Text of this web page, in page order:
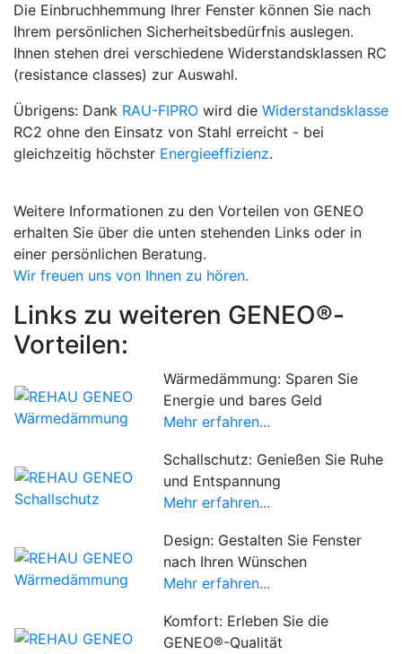
Die Einbruchhemmung Ihrer Fenster können Sie nach
Ihrem persönlichen Sicherheitsbedürfnis auslegen.
Ihnen stehen drei verschiedene Widerstandsklassen RC
(resistance classes) zur Auswahl.
Übrigens: Dank RAU-FIPRO wird die Widerstandsklasse
RC2 ohne den Einsatz von Stahl erreicht - bei
gleichzeitig höchster Energieeffizienz.
Weitere Informationen zu den Vorteilen von GENEO
erhalten Sie über die unten stehenden Links oder in
einer persönlichen Beratung.
Wir freuen uns von Ihnen zu hören.
Links zu weiteren GENEO®-
Vorteilen:
Wärmedämmung: Sparen Sie
Energie und bares Geld
Mehr erfahren...
Schallschutz: Genießen Sie Ruhe
und Entspannung
Mehr erfahren...
Design: Gestalten Sie Fenster
nach Ihren Wünschen
Mehr erfahren...
Komfort: Erleben Sie die
GENEO®-Qualität